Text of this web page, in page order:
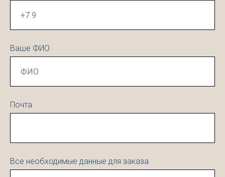
Ваше ФИО
Почта
Все необходимые данные для заказа